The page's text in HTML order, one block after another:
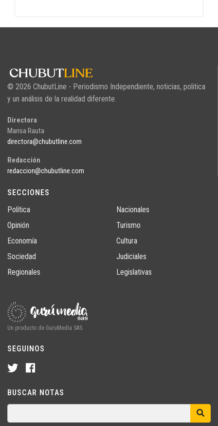
© 2026 ChubutLine - Periodismo Independiente, noticias, politica
y un análisis de la realidad diferente.
Directora
Marisa Rauta
directora@chubutline.com
Redacción
redaccion@chubutline.com
SECCIONES
Política
Opinión
Economía
Sociedad
Regionales
Nacionales
Turismo
Cultura
Judiciales
Legislativas
Un producto de GuruMedia SAS
SEGUINOS
BUSCAR NOTAS